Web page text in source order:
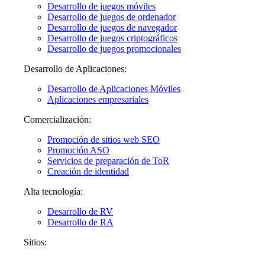
Desarrollo de juegos móviles
Desarrollo de juegos de ordenador
Desarrollo de juegos de navegador
Desarrollo de juegos criptográficos
Desarrollo de juegos promocionales
Desarrollo de Aplicaciones:
Desarrollo de Aplicaciones Móviles
Aplicaciones empresariales
Comercialización:
Promoción de sitios web SEO
Promoción ASO
Servicios de preparación de ToR
Creación de identidad
Alta tecnología:
Desarrollo de RV
Desarrollo de RA
Sitios: